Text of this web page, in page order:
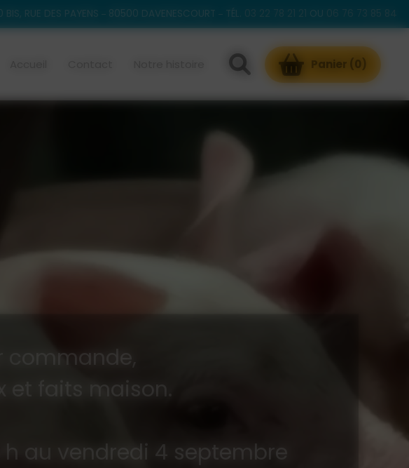
BIS, RUE DES PAYENS 80500 DAVENESCOURT TÉL. OU
Panier ( 0
commande,
et faits maison.
au vendredi 4 septembre